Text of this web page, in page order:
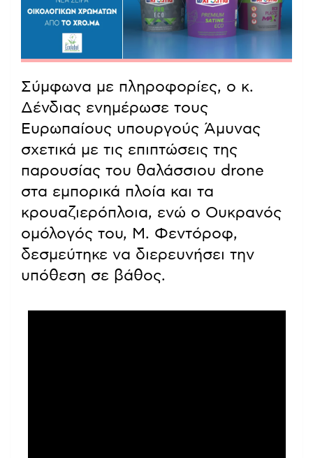
Σύμφωνα με πληροφορίες, ο κ.
Δένδιας ενημέρωσε τους
Ευρωπαίους υπουργούς Άμυνας
σχετικά με τις επιπτώσεις της
παρουσίας του θαλάσσιου drone
στα εμπορικά πλοία και τα
κρουαζιερόπλοια, ενώ ο Ουκρανός
ομόλογός του, Μ. Φεντόροφ,
δεσμεύτηκε να διερευνήσει την
υπόθεση σε βάθος.